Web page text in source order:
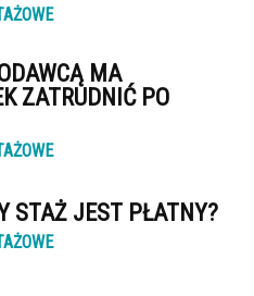
MA
ZATRUDNIĆ PO
STAŻ JEST PŁATNY?